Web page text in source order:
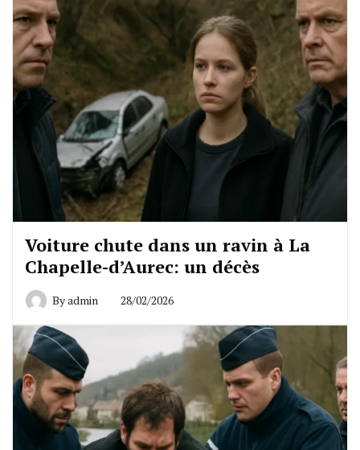
Voiture chute dans un ravin à La
Chapelle-d’Aurec: un décès
Byadmin 28/02/2026